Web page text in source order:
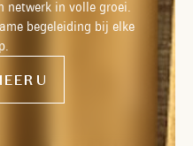
netwerk in volle groei.
begeleiding bij elke
U